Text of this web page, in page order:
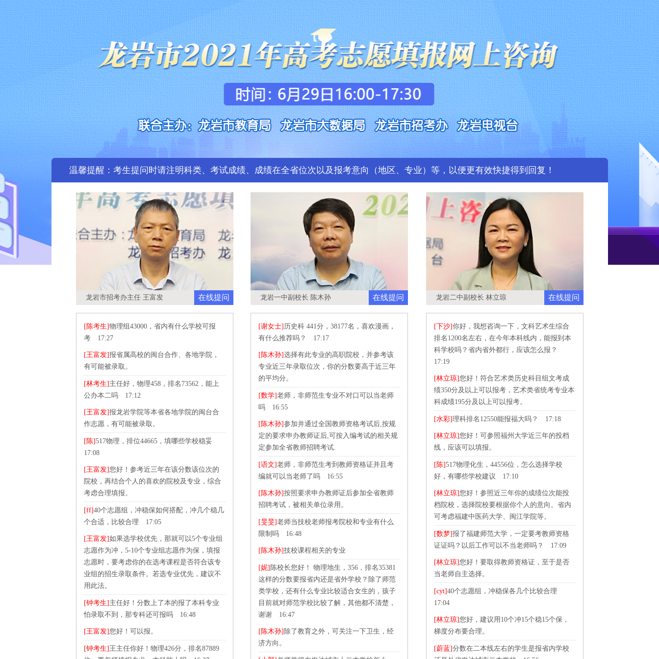
温馨提醒：考生提问时请注明科类、考试成绩、成绩在全省位次以及报考意向（地区、专业）等，以便更有效快捷得到回复！
龙岩市招考办主任 王富发 在线提问
[陈考生]物理组43000，省内有什么学校可报
考 17:27
[王富发]报省属高校的闽台合作、各地学院，
有可能被录取。
[林考生] 主任好，物理458，排名73562，能上
公办本二吗 17:12
[王富发]报龙岩学院等本省各地学院的闽台合
作志愿，有可能被录取。
[陈]517物理，排位44665，填哪些学校稳妥
17:08
[王富发]您好！参考近三年在该分数该位次的
院校，再结合个人的喜欢的院校及专业，综合
考虑合理填报。
[ff]40个志愿组，冲稳保如何搭配，冲几个稳几
个合适，比较合理 17:05
[王富发]如果选学校优先，那就可以5个专业组
志愿作为冲，5-10个专业组志愿作为保，填报
志愿时，要考虑你的在选考课程是否符合该专
业组的招生录取条件。若选专业优先，建议不
用此法。
[钟考生] 主任好！分数上了本的报了本科专业
怕录取不到，那专科还可报吗 16:48
[王富发]您好！可以报。
[钟考生] 王主任你好！物理426分，排名87889
龙岩一中副校长 陈木孙 在线提问
[谢女士] 历史科 441分，38177名，喜欢漫画，
有什么推荐吗？ 17:17
[陈木孙]选择有此专业的高职院校，并参考该
专业近三年录取位次，你的分数要高于近三年
的平均分。
[数学]老师，非师范生专业不对口可以当老师
吗 16:55
[陈木孙]参加并通过全国教师资格考试后,按规
定的要求申办教师证后,可按入编考试的相关规
定参加全省教师招聘考试.
[语文]老师，非师范生考到教师资格证并且考
编就可以当老师了吗 16:55
[陈木孙]按照要求申办教师证后参加全省教师
招聘考试，被相关单位录用。
[旻旻]老师当技校老师报考院校和专业有什么
限制吗 16:48
[陈木孙]技校课程相关的专业
[妮] 陈校长您好！ 物理地生，356，排名35381
这样的分数要报省内还是省外学校？除了师范
类学校，还有什么专业比较适合女生的，孩子
目前就对师范学校比较了解，其他都不清楚，
谢谢 16:47
[陈木孙] 除了教育之外，可关注一下卫生，经
济方向。
龙岩二中副校长 林立琼 在线提问
[下沙]你好，我想咨询一下，文科艺术生综合
排名1200名左右，在今年本科线内，能报到本
科学校吗？省内省外都行，应该怎么报？
17:19
[林立琼]您好！符合艺术类历史科目组文考成
绩350分及以上可以报考，艺术类省统考专业本
科成绩195分及以上可以报考。
[水彩]理科排名12550能报福大吗？ 17:18
[林立琼]您好！可参照福州大学近三年的投档
线，应该可以填报。
[陈]517物理化生，44556位，怎么选择学校
好，有哪些学校建议 17:10
[林立琼]您好！参照近三年你的成绩位次能投
档院校，选择院校要根据你个人的意向。省内
可考虑福建中医药大学、闽江学院等。
[数梦]报了福建师范大学，一定要考教师资格
证证吗？以后工作可以不当老师吗？ 17:09
[林立琼]您好！要取得教师资格证，至于是否
当老师自主选择。
[cyt]40个志愿组，冲稳保各几个比较合理
17:04
[林立琼]您好，建议用10个冲15个稳15个保，
梯度分布要合理。
[蔚蓝]分数在二本线左右的学生是报省内学校